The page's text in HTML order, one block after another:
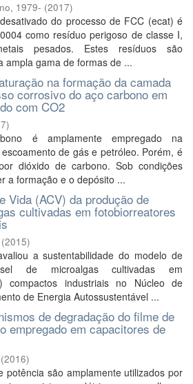
1979- (2017)
do processo de FCC (ecat) é
como resíduo perigoso de classe I,
pesados. Estes resíduos são
ampla gama de formas de ...
na formação da camada
corrosivo do aço carbono em
com CO2
)
é amplamente empregado na
de gás e petróleo. Porém, é
dióxido de carbono. Sob condições
a formação e o depósito ...
Vida (ACV) da produção de
cultivadas em fotobiorreatores
(2015)
a sustentabilidade do modelo de
de microalgas cultivadas em
compactos industriais no Núcleo de
de Energia Autossustentável ...
de degradação do filme de
empregado em capacitores de
(2016)
potência são amplamente utilizados por